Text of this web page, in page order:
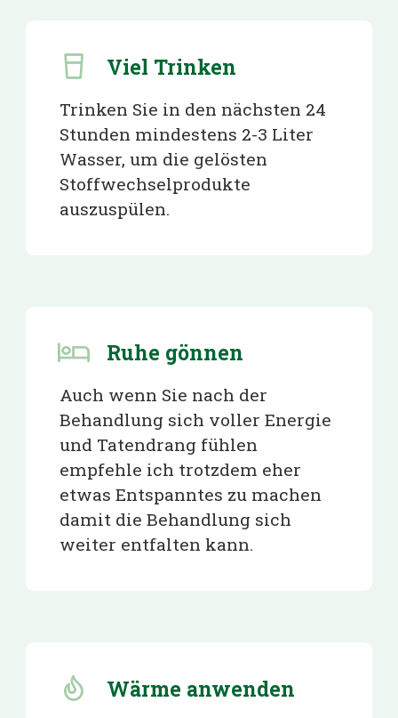
Viel Trinken
Trinken Sie in den nächsten 24
Stunden mindestens 2-3 Liter
Wasser, um die gelösten
Stoffwechselprodukte
auszuspülen.
Ruhe gönnen
Auch wenn Sie nach der
Behandlung sich voller Energie
und Tatendrang fühlen
empfehle ich trotzdem eher
etwas Entspanntes zu machen
damit die Behandlung sich
weiter entfalten kann.
Wärme anwenden